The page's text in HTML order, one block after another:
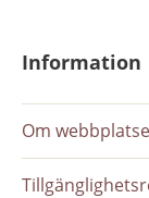
Information
Om